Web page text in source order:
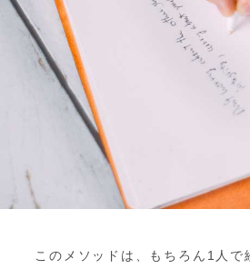
このメソッドは、もちろん1人で